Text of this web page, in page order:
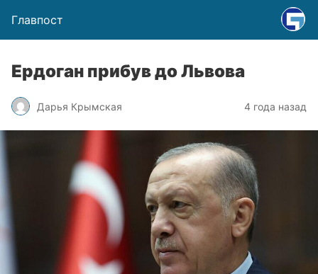
Главпост
Ердоган прибув до Львова
Дарья Крымская 4 года назад